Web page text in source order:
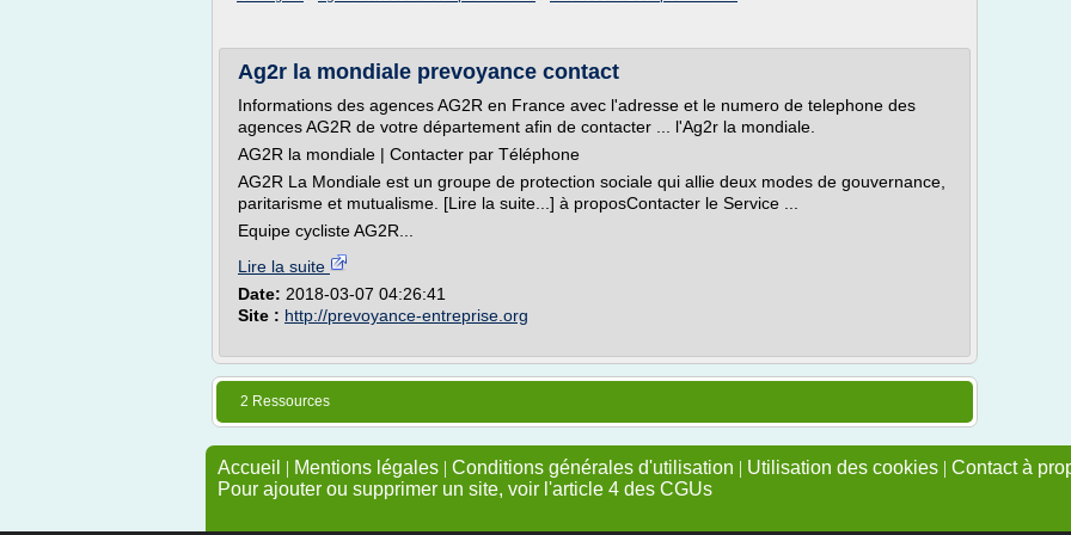
Ag2r la mondiale prevoyance contact
Informations des agences AG2R en France avec l'adresse et le numero de telephone des
agences AG2R de votre département afin de contacter ... l'Ag2r la mondiale.
AG2R la mondiale | Contacter par Téléphone
AG2R La Mondiale est un groupe de protection sociale qui allie deux modes de gouvernance,
paritarisme et mutualisme. [Lire la suite...] à proposContacter le Service ...
Equipe cycliste AG2R...
Lire la suite
Date: 2018-03-07 04:26:41
Site : http://prevoyance-entreprise.org
2 Ressources
Accueil | Mentions légales | Conditions générales d'utilisation | Utilisation des cookies | Contact à
Pour ajouter ou supprimer un site, voir l'article 4 des CGUs